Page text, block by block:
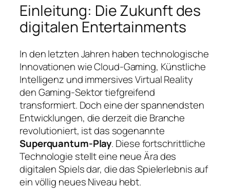
Einleitung: Die Zukunft des
digitalen Entertainments
In den letzten Jahren haben technologische
Innovationen wie Cloud-Gaming, Künstliche
Intelligenz und immersives Virtual Reality
den Gaming-Sektor tiefgreifend
transformiert. Doch eine der spannendsten
Entwicklungen, die derzeit die Branche
revolutioniert, ist das sogenannte
Superquantum-Play. Diese fortschrittliche
Technologie stellt eine neue Ära des
digitalen Spiels dar, die das Spielerlebnis auf
ein völlig neues Niveau hebt.